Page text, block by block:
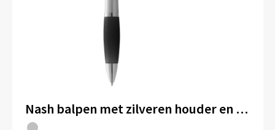
Nash balpen met zilveren houder en gekleurde grip (blauwe inkt)